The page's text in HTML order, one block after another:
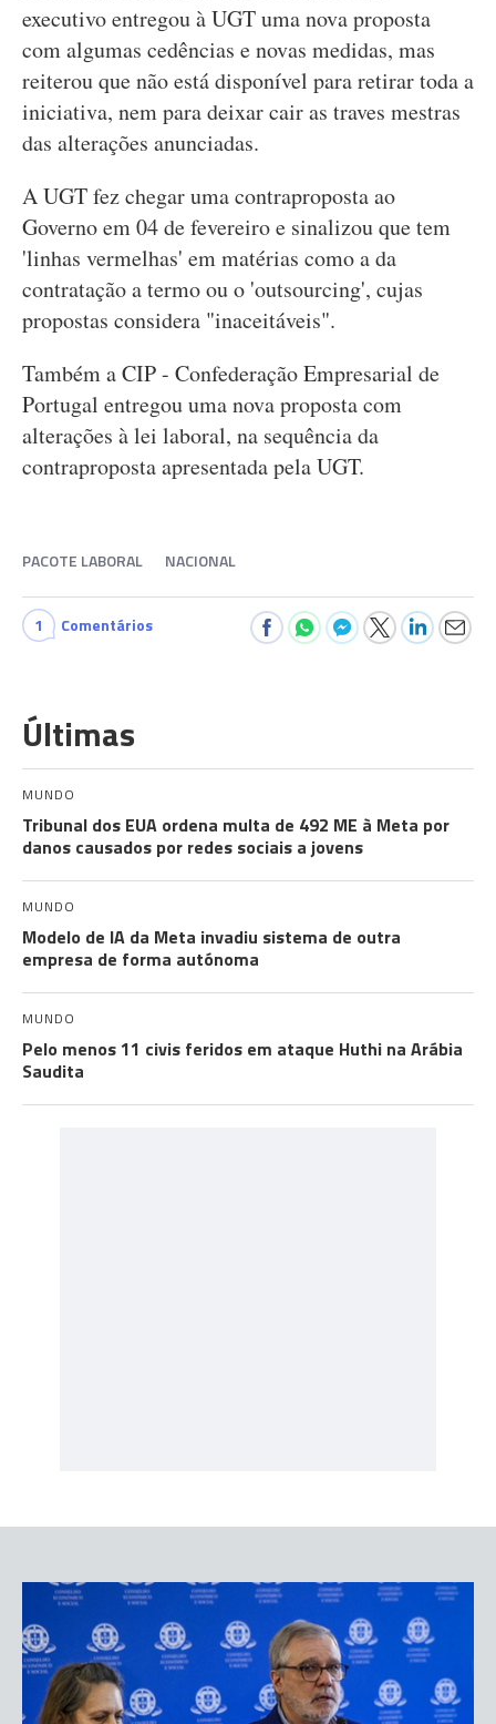
executivo entregou à UGT uma nova proposta
com algumas cedências e novas medidas, mas
reiterou que não está disponível para retirar toda a
iniciativa, nem para deixar cair as traves mestras
das alterações anunciadas.
A UGT fez chegar uma contraproposta ao
Governo em 04 de fevereiro e sinalizou que tem
'linhas vermelhas' em matérias como a da
contratação a termo ou o 'outsourcing', cujas
propostas considera "inaceitáveis".
Também a CIP - Confederação Empresarial de
Portugal entregou uma nova proposta com
alterações à lei laboral, na sequência da
contraproposta apresentada pela UGT.
PACOTE LABORAL NACIONAL
1 Comentários
Últimas
MUNDO
Tribunal dos EUA ordena multa de 492 ME à Meta por
danos causados por redes sociais a jovens
MUNDO
Modelo de IA da Meta invadiu sistema de outra
empresa de forma autónoma
MUNDO
Pelo menos 11 civis feridos em ataque Huthi na Arábia
Saudita